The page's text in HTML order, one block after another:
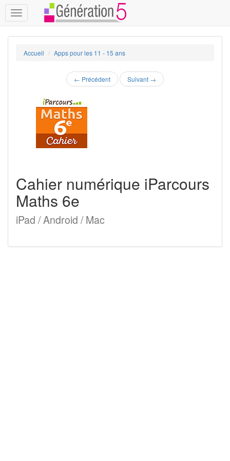
Toggle
navigation
Accueil Apps pour les 11 - 15 ans
← Précédent Suivant →
Cahier numérique iParcours
Maths 6e
iPad / Android / Mac